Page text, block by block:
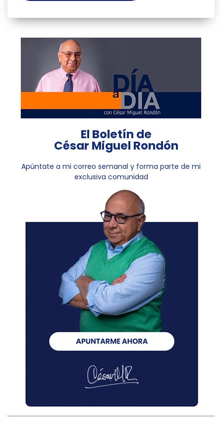
El Boletín de
César Miguel Rondón
Apúntate a mi correo semanal y forma parte de mi
exclusiva comunidad